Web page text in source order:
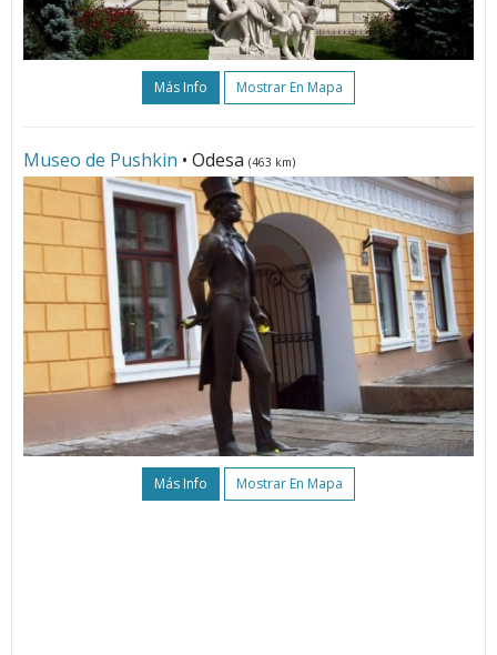
Más Info Mostrar En Mapa
Museo de Pushkin • Odesa (463 km)
Más Info Mostrar En Mapa